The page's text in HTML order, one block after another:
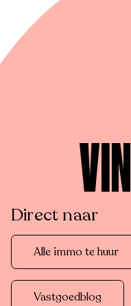
Direct naar
Alle immo te huur
Vastgoedblog